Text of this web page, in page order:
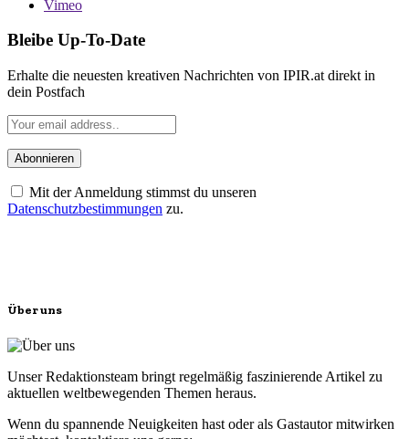
Vimeo
Bleibe Up-To-Date
Erhalte die neuesten kreativen Nachrichten von IPIR.at direkt in
dein Postfach
Mit der Anmeldung stimmst du unseren
Datenschutzbestimmungen zu.
Über uns
Unser Redaktionsteam bringt regelmäßig faszinierende Artikel zu
aktuellen weltbewegenden Themen heraus.
Wenn du spannende Neuigkeiten hast oder als Gastautor mitwirken